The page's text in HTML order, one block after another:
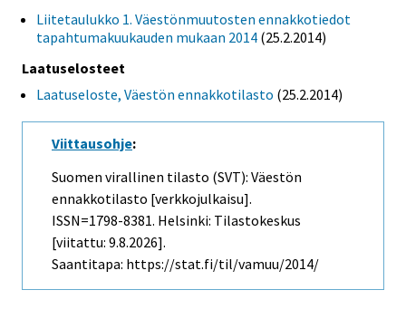
Liitetaulukko 1. Väestönmuutosten ennakkotiedot
tapahtumakuukauden mukaan 2014 (25.2.2014)
Laatuselosteet
Laatuseloste, Väestön ennakkotilasto (25.2.2014)
Viittausohje:
Suomen virallinen tilasto (SVT): Väestön
ennakkotilasto [verkkojulkaisu].
ISSN=1798-8381. Helsinki: Tilastokeskus
[viitattu: 9.8.2026].
Saantitapa: https://stat.fi/til/vamuu/2014/